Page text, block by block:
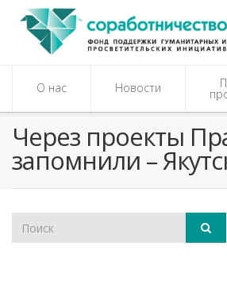
О нас Новости
Через проекты
запомнили –